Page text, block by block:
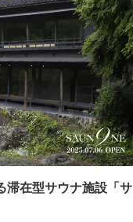
滞在型サウナ施設「サ